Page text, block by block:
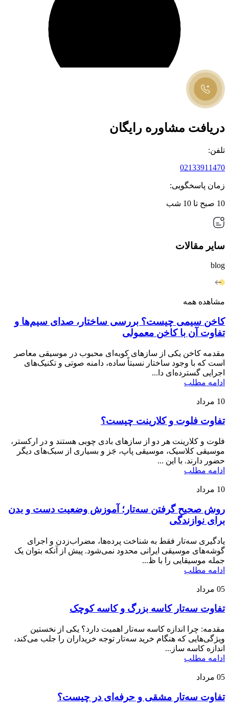
دریافت مشاوره رایگان
تلفن:
02133911470
زمان پاسخگویی:
10 صبح تا 10 شب
سایر مقالات
blog
مشاهده همه
کاخن سیمی چیست؟ بررسی ساختار، صدای سیم‌ها و
تفاوت آن با کاخن معمولی
مقدمه کاخن یکی از سازهای کوبه‌ای محبوب در موسیقی معاصر
است که با وجود ساختار نسبتاً ساده، دامنه صوتی و تکنیک‌های
اجرایی گسترده‌ای دا...
ادامه مطلب
10 مرداد
تفاوت فلوت و کلارینت چیست؟
فلوت و کلارینت هر دو از سازهای بادی چوبی هستند و در ارکستر،
موسیقی کلاسیک، موسیقی پاپ، جَز و بسیاری از سبک‌های دیگر
حضور دارند. با این ...
ادامه مطلب
10 مرداد
روش صحیح گرفتن سه‌تار؛ آموزش وضعیت دست و بدن
برای نوازندگی
یادگیری سه‌تار فقط به شناخت پرده‌ها، مضراب‌زدن و اجرای
گوشه‌های موسیقی ایرانی محدود نمی‌شود. پیش از آنکه بتوان یک
جمله موسیقایی را با ظ...
ادامه مطلب
05 مرداد
تفاوت سه‌تار کاسه بزرگ و کاسه کوچک
مقدمه: چرا اندازه کاسه سه‌تار اهمیت دارد؟ یکی از نخستین
ویژگی‌هایی که هنگام خرید سه‌تار توجه خریداران را جلب می‌کند،
اندازه کاسه ساز...
ادامه مطلب
05 مرداد
تفاوت سه‌تار مشقی و حرفه‌ای در چیست؟